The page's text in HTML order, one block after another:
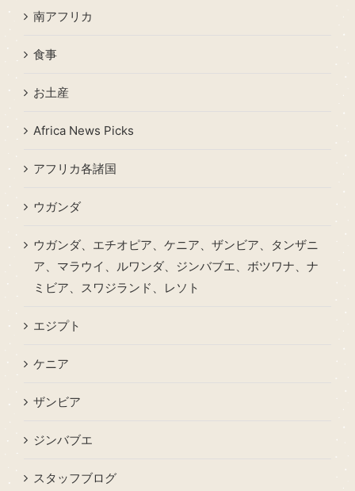
南アフリカ
食事
お土産
Africa News Picks
アフリカ各諸国
ウガンダ
ウガンダ、エチオピア、ケニア、ザンビア、タンザニ
ア、マラウイ、ルワンダ、ジンバブエ、ボツワナ、ナ
ミビア、スワジランド、レソト
エジプト
ケニア
ザンビア
ジンバブエ
スタッフブログ